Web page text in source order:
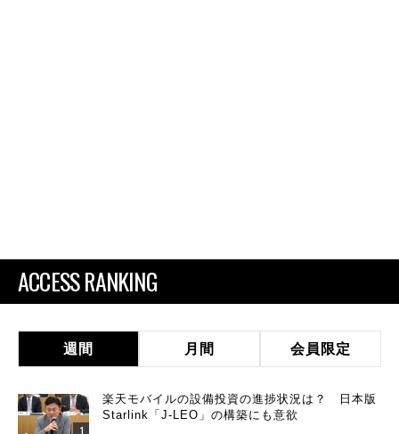
ACCESS RANKING
週間 月間 会員限定
楽天モバイルの設備投資の進捗状況は？ 日本版
Starlink「J-LEO」の構築にも意欲